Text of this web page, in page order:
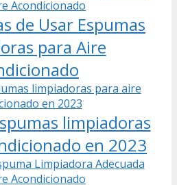
de Usar Espumas
para Aire
limpiadoras
en 2023